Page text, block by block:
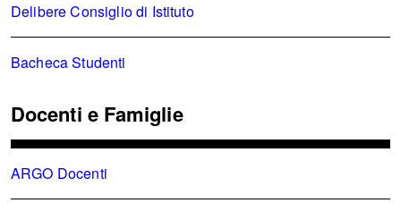
Delibere Consiglio di Istituto
Bacheca Studenti
Docenti e Famiglie
ARGO Docenti